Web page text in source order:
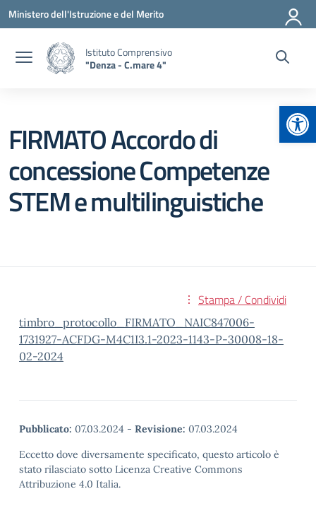
Vai ai contenuti
Vai al menu di navigazione
Vai al footer
Ministero dell'Istruzione e del Merito
Istituto Comprensivo
"Denza - C.mare 4"
FIRMATO Accordo di
concessione Competenze
STEM e multilinguistiche
Stampa / Condividi
timbro_protocollo_FIRMATO_NAIC847006-
1731927-ACFDG-M4C1I3.1-2023-1143-P-30008-18-
02-2024
Pubblicato: 07.03.2024 - Revisione: 07.03.2024
Eccetto dove diversamente specificato, questo articolo è
stato rilasciato sotto Licenza Creative Commons
Attribuzione 4.0 Italia.